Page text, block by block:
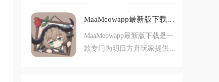
教学，视频演示，智能筛选，
收藏管理等等丰富功能，可以
助力用户更好的提升竞技水
MaaMeowapp最新版下载v0.11.0 安卓版
MaaMeowapp最新版下载是一
款专门为明日方舟玩家提供帮